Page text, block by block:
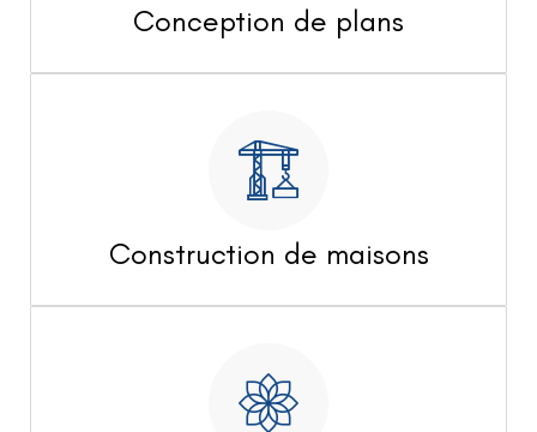
Conception de plans
Construction de maisons